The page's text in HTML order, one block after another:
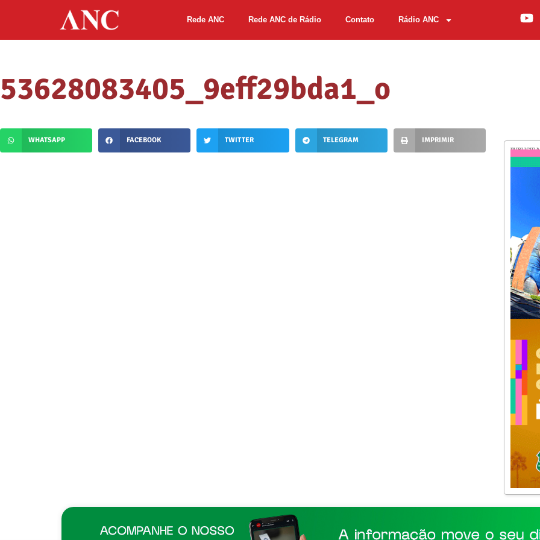
Rede ANC Rede ANC de Rádio Contato Rádio ANC
53628083405_9eff29bda1_o
WHATSAPP FACEBOOK TWITTER TELEGRAM IMPRIMIR